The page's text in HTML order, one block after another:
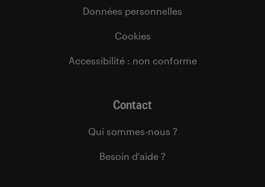
Données personnelles
Cookies
Accessibilité : non conforme
Contact
Qui sommes-nous ?
Besoin d’aide ?